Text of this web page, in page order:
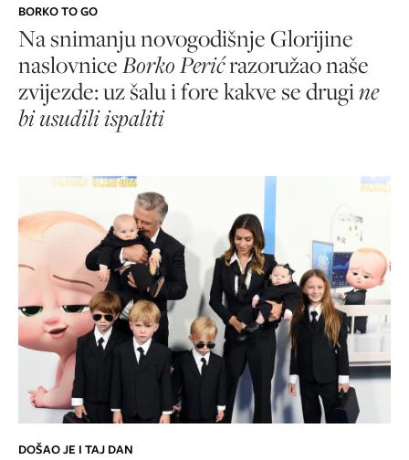
BORKO TO GO
Na snimanju novogodišnje Glorijine
naslovniceBorko Perićrazoružao naše
zvijezde: uz šalu i fore kakve se drugine
bi usudili ispaliti
DOŠAO JE I TAJ DAN